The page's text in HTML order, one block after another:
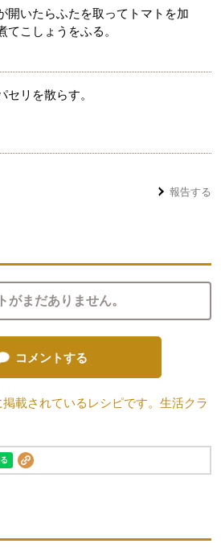
開いたらふたを取ってトマトを加
てこしょうをふる。
セリを散らす。
報告する
がまだありません。
コメントする
載されているレシピです。生活クラ
ィンドウで開きます。